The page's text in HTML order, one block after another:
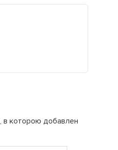
в которою добавлен